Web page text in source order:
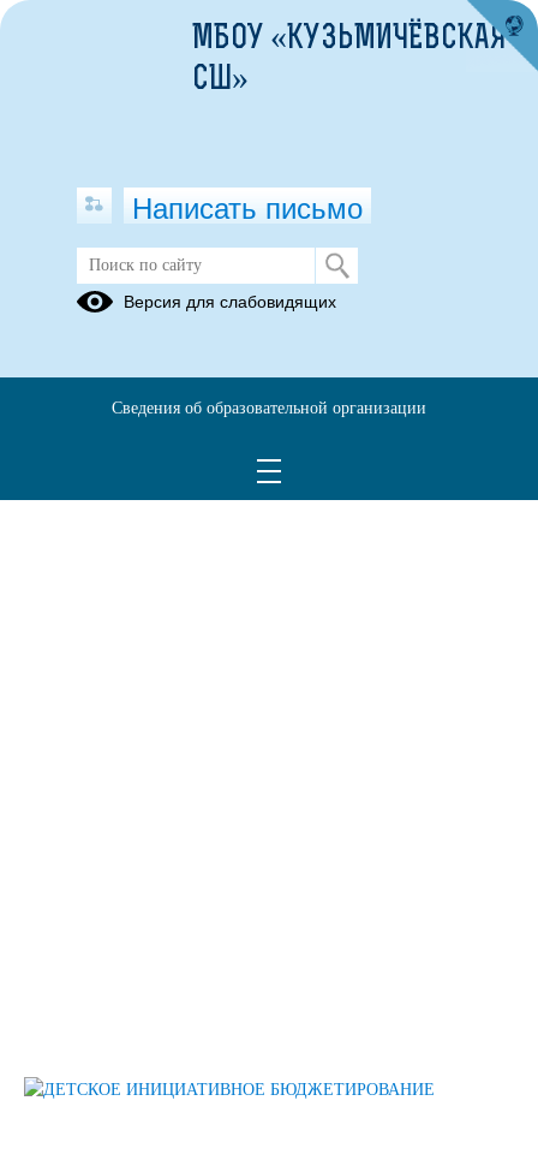
МБОУ «КУЗЬМИЧЁВСКАЯ
СШ»
Написать письмо
Версия для слабовидящих
Сведения об образовательной организации